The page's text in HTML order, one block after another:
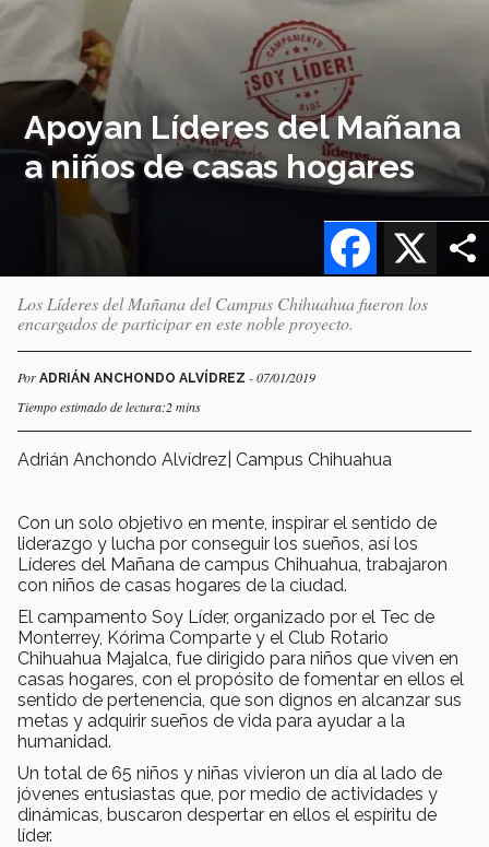
Apoyan Líderes del Mañana
a niños de casas hogares
X
Facebook
Los Líderes del Mañana del Campus Chihuahua fueron los
encargados de participar en este noble proyecto.
Por ADRIÁN ANCHONDO ALVÍDREZ - 07/01/2019
Tiempo estimado de lectura:2 mins
Adrián Anchondo Alvídrez| Campus Chihuahua
Con un solo objetivo en mente, inspirar el sentido de
liderazgo y lucha por conseguir los sueños, así los
Líderes del Mañana de campus Chihuahua, trabajaron
con niños de casas hogares de la ciudad.
El campamento Soy Líder, organizado por el Tec de
Monterrey, Kórima Comparte y el Club Rotario
Chihuahua Majalca, fue dirigido para niños que viven en
casas hogares, con el propósito de fomentar en ellos el
sentido de pertenencia, que son dignos en alcanzar sus
metas y adquirir sueños de vida para ayudar a la
humanidad.
Un total de 65 niños y niñas vivieron un día al lado de
jóvenes entusiastas que, por medio de actividades y
dinámicas, buscaron despertar en ellos el espíritu de
líder.